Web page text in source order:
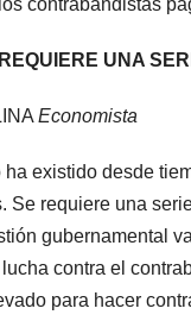
contrabandistas
UNA
Economista
ha existido desde
Se requiere una
gubernamental
contra el
para hacer